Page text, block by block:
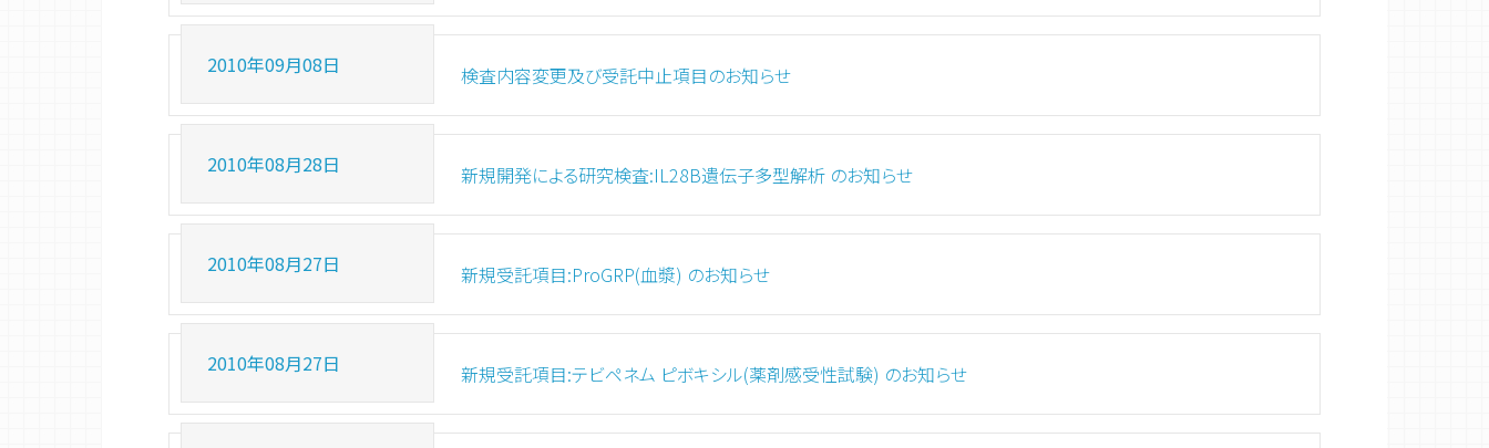
2010年09月08日 検査内容変更及び受託中止項目のお知らせ
2010年08月28日 新規開発による研究検査:IL28B遺伝子多型解析 のお知らせ
2010年08月27日 新規受託項目:ProGRP(血漿) のお知らせ
2010年08月27日 新規受託項目:テビペネム ピボキシル(薬剤感受性試験) のお知らせ